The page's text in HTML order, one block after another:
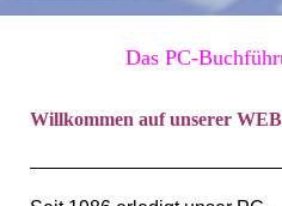
Das PC-
Willkommen auf unserer